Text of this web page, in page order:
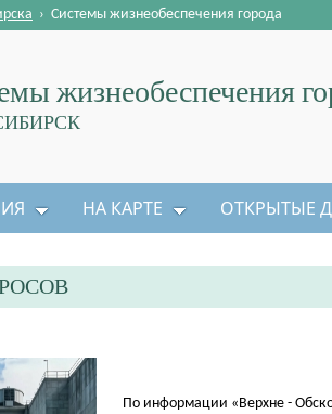
жизнеобеспечения
› Системы жизнеобеспечения города
НА КАРТЕ ОТКРЫТЫЕ
По информации «Верхне -